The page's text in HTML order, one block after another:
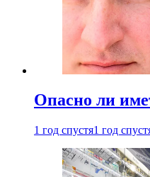
Опасно ли
1 год спустя1 год